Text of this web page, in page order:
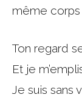
même corps
Ton regard
Et je
Je suis sans